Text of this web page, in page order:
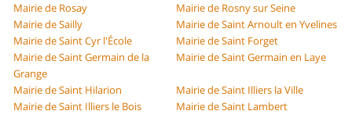
Mairie de Rosay
Mairie de Rosny sur Seine
Mairie de Sailly
Mairie de Saint Arnoult en Yvelines
Mairie de Saint Cyr l'École
Mairie de Saint Forget
Mairie de Saint Germain de la
Grange
Mairie de Saint Germain en Laye
Mairie de Saint Hilarion
Mairie de Saint Illiers la Ville
Mairie de Saint Illiers le Bois
Mairie de Saint Lambert